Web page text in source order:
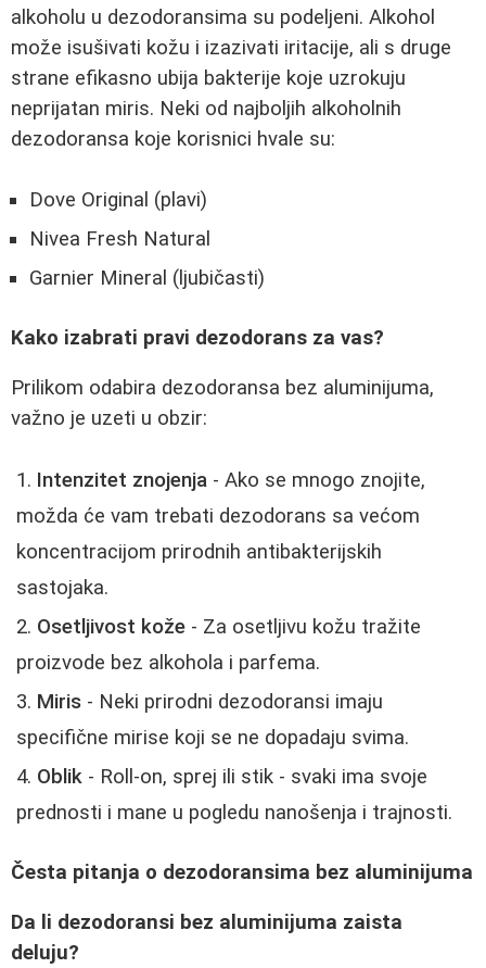
alkoholu u dezodoransima su podeljeni. Alkohol
može isušivati kožu i izazivati iritacije, ali s druge
strane efikasno ubija bakterije koje uzrokuju
neprijatan miris. Neki od najboljih alkoholnih
dezodoransa koje korisnici hvale su:
Dove Original (plavi)
Nivea Fresh Natural
Garnier Mineral (ljubičasti)
Kako izabrati pravi dezodorans za vas?
Prilikom odabira dezodoransa bez aluminijuma,
važno je uzeti u obzir:
Intenzitet znojenja - Ako se mnogo znojite,
možda će vam trebati dezodorans sa većom
koncentracijom prirodnih antibakterijskih
sastojaka.
Osetljivost kože - Za osetljivu kožu tražite
proizvode bez alkohola i parfema.
Miris - Neki prirodni dezodoransi imaju
specifične mirise koji se ne dopadaju svima.
Oblik - Roll-on, sprej ili stik - svaki ima svoje
prednosti i mane u pogledu nanošenja i trajnosti.
Česta pitanja o dezodoransima bez aluminijuma
Da li dezodoransi bez aluminijuma zaista
deluju?